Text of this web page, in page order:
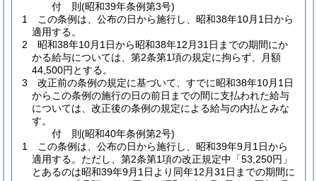
付 則(昭和39年条例第3号)
1
この条例は、公布の日から施行し、昭和38年10月1日から
適用する。
2
昭和38年10月1日から昭和38年12月31日までの期間にか
かる給与については、第2条第1項の規定に拘らず、月額
44,500円とする。
3
改正前の条例の規定に基づいて、すでに昭和38年10月1日
からこの条例の施行の日の前日までの間に支払われた給与
については、改正後の条例の規定による給与の内払とみな
す。
付 則(昭和40年条例第2号)
1
この条例は、公布の日から施行し、昭和39年9月1日から
適用する。 ただし、第2条第1項の改正規定中「53,250円」
とあるのは昭和39年9月1日より同年12月31日までの期間に